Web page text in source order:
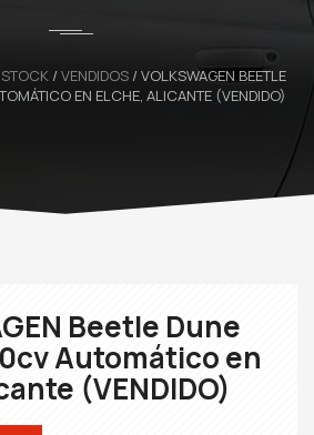
/ VENDIDOS / VOLKSWAGEN BEETLE
EN ELCHE, ALICANTE (VENDIDO)
Beetle Dune
Automático en
(VENDIDO)